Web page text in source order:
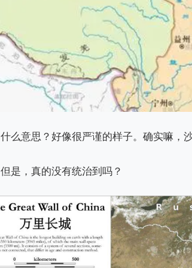
什么意思？好像很严谨的样子。确实嘛，
但是，真的没有统治到吗？